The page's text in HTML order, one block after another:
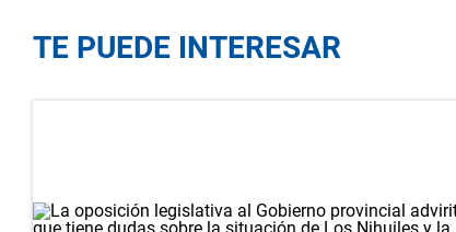
TE PUEDE INTERESAR